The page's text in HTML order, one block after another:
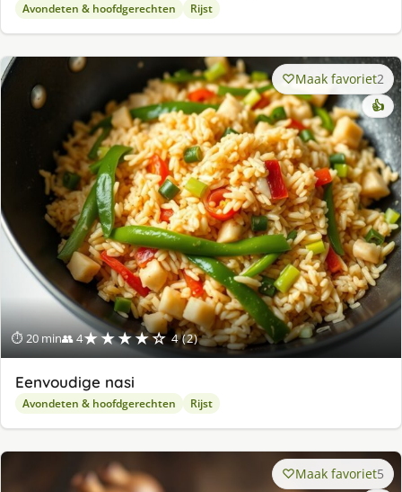
Avondeten & hoofdgerechten Rijst
⏱ 20 min👥 4★★★★☆ 4 (2)
Maak favoriet2
👍
Eenvoudige nasi
Avondeten & hoofdgerechten Rijst
Maak favoriet5